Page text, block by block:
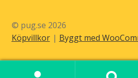
© pug.se 2026
Köpvillkor
Byggt med